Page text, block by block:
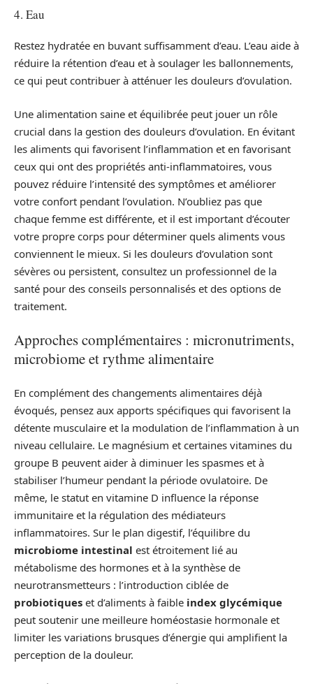
4. Eau
Restez hydratée en buvant suffisamment d’eau. L’eau aide à
réduire la rétention d’eau et à soulager les ballonnements,
ce qui peut contribuer à atténuer les douleurs d’ovulation.
Une alimentation saine et équilibrée peut jouer un rôle
crucial dans la gestion des douleurs d’ovulation. En évitant
les aliments qui favorisent l’inflammation et en favorisant
ceux qui ont des propriétés anti-inflammatoires, vous
pouvez réduire l’intensité des symptômes et améliorer
votre confort pendant l’ovulation. N’oubliez pas que
chaque femme est différente, et il est important d’écouter
votre propre corps pour déterminer quels aliments vous
conviennent le mieux. Si les douleurs d’ovulation sont
sévères ou persistent, consultez un professionnel de la
santé pour des conseils personnalisés et des options de
traitement.
Approches complémentaires : micronutriments,
microbiome et rythme alimentaire
En complément des changements alimentaires déjà
évoqués, pensez aux apports spécifiques qui favorisent la
détente musculaire et la modulation de l’inflammation à un
niveau cellulaire. Le magnésium et certaines vitamines du
groupe B peuvent aider à diminuer les spasmes et à
stabiliser l’humeur pendant la période ovulatoire. De
même, le statut en vitamine D influence la réponse
immunitaire et la régulation des médiateurs
inflammatoires. Sur le plan digestif, l’équilibre du
microbiome intestinal est étroitement lié au
métabolisme des hormones et à la synthèse de
neurotransmetteurs : l’introduction ciblée de
probiotiques et d’aliments à faible index glycémique
peut soutenir une meilleure homéostasie hormonale et
limiter les variations brusques d’énergie qui amplifient la
perception de la douleur.